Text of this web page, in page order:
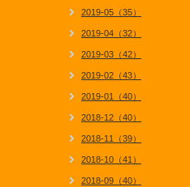
2019-05（35）
2019-04（32）
2019-03（42）
2019-02（43）
2019-01（40）
2018-12（40）
2018-11（39）
2018-10（41）
2018-09（40）